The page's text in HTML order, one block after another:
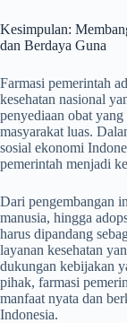
Kesimpulan:
dan Berdaya Guna
Farmasi pemerintah
kesehatan nasional
penyediaan obat
masyarakat luas.
sosial ekonomi
pemerintah menjadi
Dari pengembangan
manusia, hingga
harus dipandang
layanan kesehatan
dukungan kebijakan
pihak, farmasi
manfaat nyata dan
Indonesia.